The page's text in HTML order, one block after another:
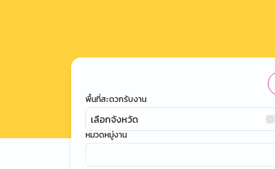
พื้นที่สะดวกรับงาน
เลือกจังหวัด
หมวดหมู่งาน